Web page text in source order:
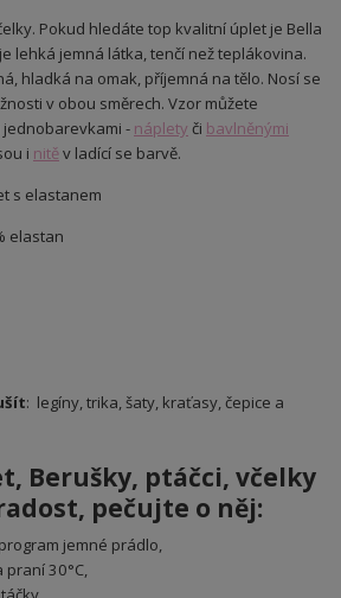
Pokud hledáte top kvalitní úplet je Bella
lehká jemná látka, tenčí než teplákovina.
hladká na omak, příjemná na tělo. Nosí se
v obou směrech. Vzor můžete
- náplety či bavlněnými
i nitěv ladící se barvě.
s elastanem
elastan
: legíny, trika, šaty, kraťasy, čepice a
, Berušky, ptáčci, včelky
pečujte o něj:
jemné prádlo,
praní 30°C,